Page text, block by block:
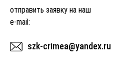
отправить заявку на наш
e-mail:
szk-crimea@yandex.ru